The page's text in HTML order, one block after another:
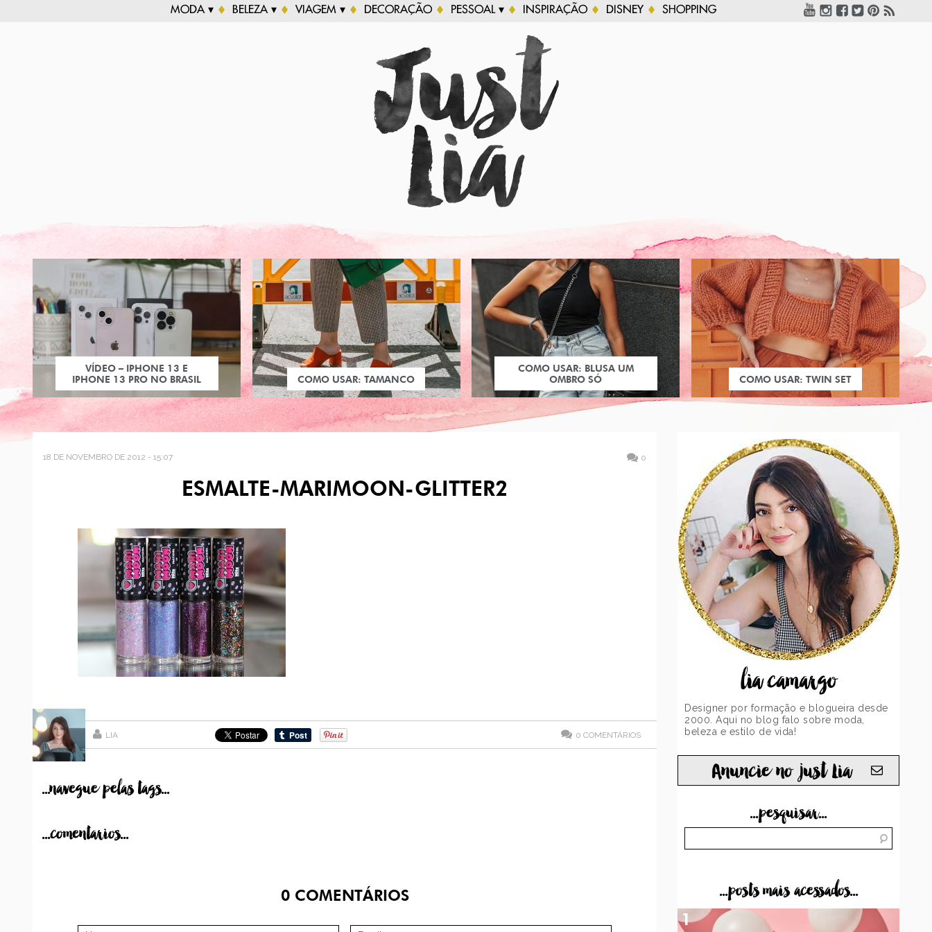
MODA ▾ BELEZA ▾ VIAGEM ▾ DECORAÇÃO PESSOAL ▾ INSPIRAÇÃO DISNEY SHOPPING
VÍDEO – IPHONE 13 E
IPHONE 13 PRO NO BRASIL
COMO USAR: TAMANCO
COMO USAR: BLUSA UM
OMBRO SÓ
COMO USAR: TWIN SET
18 DE NOVEMBRO DE 2012 - 15:07 0
ESMALTE-MARIMOON-GLITTER2
LIA 0 COMENTÁRIOS
...navegue pelas tags...
...comentarios...
0COMENTÁRIOS
lia camargo
Designer por formação e blogueira desde
2000. Aqui no blog falo sobre moda,
beleza e estilo de vida!
Anuncie no just Lia
...pesquisar...
...posts mais acessados...
1